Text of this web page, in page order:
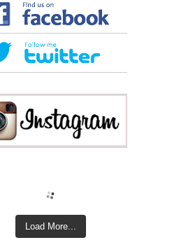
Load More...